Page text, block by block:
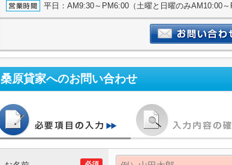
平日：AM9:30～PM6:00（土曜と日曜のみAM10:00
桑原貸家へのお問い合わせ